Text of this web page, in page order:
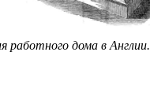
работного дома в Англии.